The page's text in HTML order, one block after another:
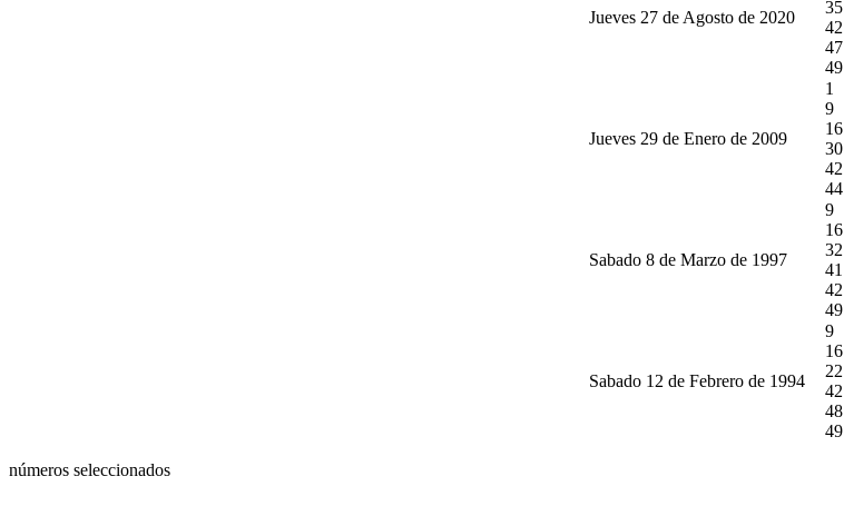
Jueves 27 de Agosto de 2020
35
42
47
49
Jueves 29 de Enero de 2009
1
9
16
30
42
44
Sabado 8 de Marzo de 1997
9
16
32
41
42
49
Sabado 12 de Febrero de 1994
9
16
22
42
48
49
números seleccionados